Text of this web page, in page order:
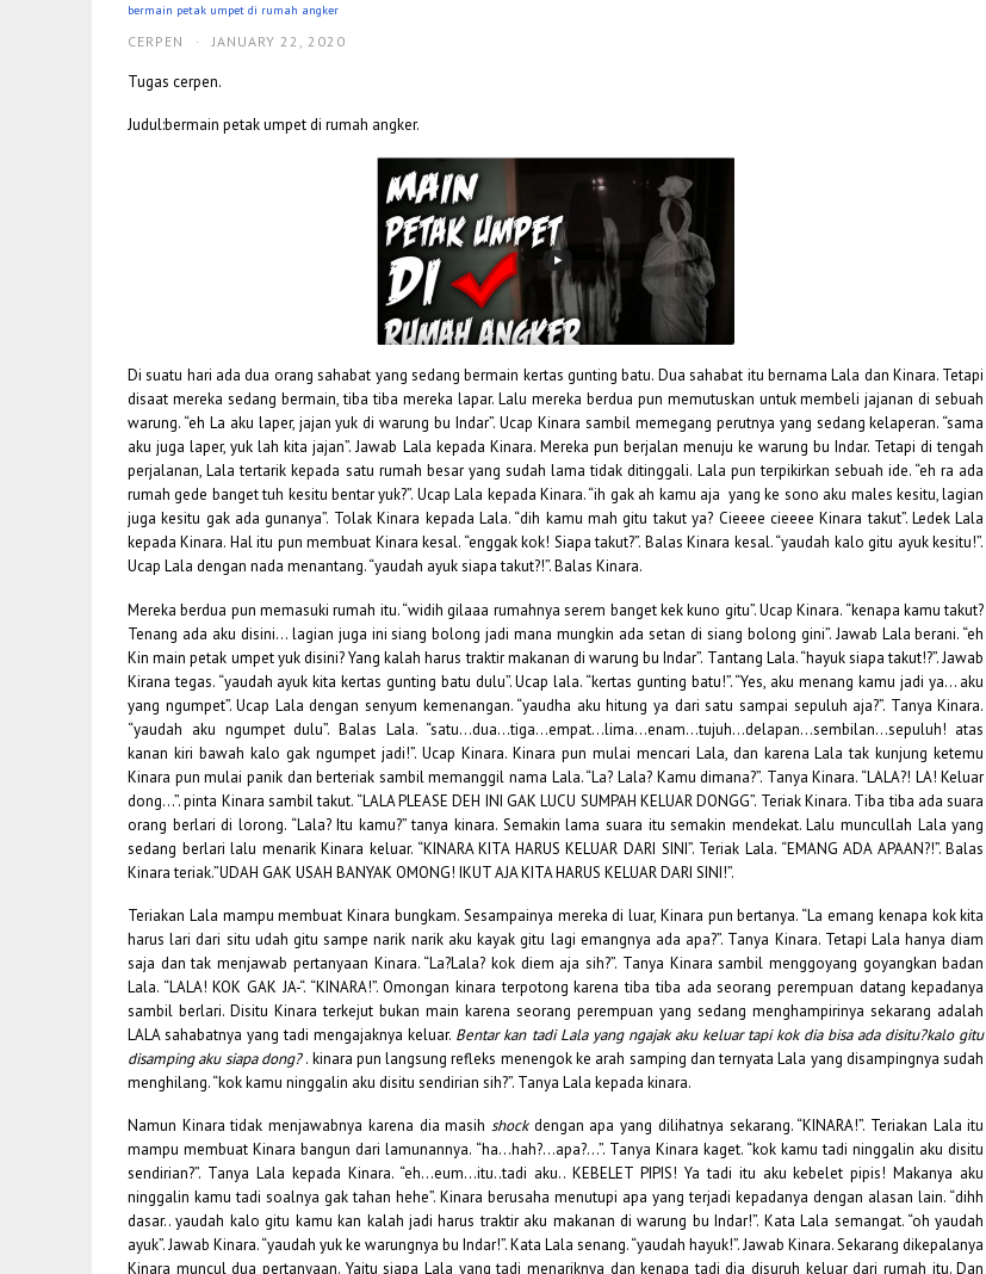
bermain petak umpet di rumah angker
CERPEN · JANUARY 22, 2020
Tugas cerpen.
Judul:bermain petak umpet di rumah angker.
Di suatu hari ada dua orang sahabat yang sedang bermain kertas gunting batu. Dua sahabat itu bernama Lala dan Kinara. Tetapi
disaat mereka sedang bermain, tiba tiba mereka lapar. Lalu mereka berdua pun memutuskan untuk membeli jajanan di sebuah
warung. “eh La aku laper, jajan yuk di warung bu Indar”. Ucap Kinara sambil memegang perutnya yang sedang kelaperan. “sama
aku juga laper, yuk lah kita jajan”. Jawab Lala kepada Kinara. Mereka pun berjalan menuju ke warung bu Indar. Tetapi di tengah
perjalanan, Lala tertarik kepada satu rumah besar yang sudah lama tidak ditinggali. Lala pun terpikirkan sebuah ide. “eh ra ada
rumah gede banget tuh kesitu bentar yuk?”. Ucap Lala kepada Kinara. “ih gak ah kamu aja yang ke sono aku males kesitu, lagian
juga kesitu gak ada gunanya”. Tolak Kinara kepada Lala. “dih kamu mah gitu takut ya? Cieeee cieeee Kinara takut”. Ledek Lala
kepada Kinara. Hal itu pun membuat Kinara kesal. “enggak kok! Siapa takut?”. Balas Kinara kesal. “yaudah kalo gitu ayuk kesitu!”.
Ucap Lala dengan nada menantang. “yaudah ayuk siapa takut?!”. Balas Kinara.
Mereka berdua pun memasuki rumah itu. “widih gilaaa rumahnya serem banget kek kuno gitu”. Ucap Kinara. “kenapa kamu takut?
Tenang ada aku disini… lagian juga ini siang bolong jadi mana mungkin ada setan di siang bolong gini”. Jawab Lala berani. “eh
Kin main petak umpet yuk disini? Yang kalah harus traktir makanan di warung bu Indar”. Tantang Lala. “hayuk siapa takut!?”. Jawab
Kirana tegas. “yaudah ayuk kita kertas gunting batu dulu”. Ucap lala. “kertas gunting batu!”. “Yes, aku menang kamu jadi ya… aku
yang ngumpet”. Ucap Lala dengan senyum kemenangan. “yaudha aku hitung ya dari satu sampai sepuluh aja?”. Tanya Kinara.
“yaudah aku ngumpet dulu”. Balas Lala. “satu…dua…tiga…empat…lima…enam…tujuh…delapan…sembilan…sepuluh! atas
kanan kiri bawah kalo gak ngumpet jadi!”. Ucap Kinara. Kinara pun mulai mencari Lala, dan karena Lala tak kunjung ketemu
Kinara pun mulai panik dan berteriak sambil memanggil nama Lala. “La? Lala? Kamu dimana?”. Tanya Kinara. “LALA?! LA! Keluar
dong…”. pinta Kinara sambil takut. “LALA PLEASE DEH INI GAK LUCU SUMPAH KELUAR DONGG”. Teriak Kinara. Tiba tiba ada suara
orang berlari di lorong. “Lala? Itu kamu?” tanya kinara. Semakin lama suara itu semakin mendekat. Lalu muncullah Lala yang
sedang berlari lalu menarik Kinara keluar. “KINARA KITA HARUS KELUAR DARI SINI”. Teriak Lala. “EMANG ADA APAAN?!”. Balas
Kinara teriak.”UDAH GAK USAH BANYAK OMONG! IKUT AJA KITA HARUS KELUAR DARI SINI!”.
Teriakan Lala mampu membuat Kinara bungkam. Sesampainya mereka di luar, Kinara pun bertanya. “La emang kenapa kok kita
harus lari dari situ udah gitu sampe narik narik aku kayak gitu lagi emangnya ada apa?”. Tanya Kinara. Tetapi Lala hanya diam
saja dan tak menjawab pertanyaan Kinara. “La?Lala? kok diem aja sih?”. Tanya Kinara sambil menggoyang goyangkan badan
Lala. “LALA! KOK GAK JA-“. “KINARA!”. Omongan kinara terpotong karena tiba tiba ada seorang perempuan datang kepadanya
sambil berlari. Disitu Kinara terkejut bukan main karena seorang perempuan yang sedang menghampirinya sekarang adalah
LALA sahabatnya yang tadi mengajaknya keluar. Bentar kan tadi Lala yang ngajak aku keluar tapi kok dia bisa ada disitu?kalo gitu
disamping aku siapa dong?. kinara pun langsung refleks menengok ke arah samping dan ternyata Lala yang disampingnya sudah
menghilang. “kok kamu ninggalin aku disitu sendirian sih?”. Tanya Lala kepada kinara.
Namun Kinara tidak menjawabnya karena dia masih shockdengan apa yang dilihatnya sekarang. “KINARA!”. Teriakan Lala itu
mampu membuat Kinara bangun dari lamunannya. “ha…hah?…apa?…”. Tanya Kinara kaget. “kok kamu tadi ninggalin aku disitu
sendirian?”. Tanya Lala kepada Kinara. “eh…eum…itu..tadi aku.. KEBELET PIPIS! Ya tadi itu aku kebelet pipis! Makanya aku
ninggalin kamu tadi soalnya gak tahan hehe”. Kinara berusaha menutupi apa yang terjadi kepadanya dengan alasan lain. “dihh
dasar.. yaudah kalo gitu kamu kan kalah jadi harus traktir aku makanan di warung bu Indar!”. Kata Lala semangat. “oh yaudah
ayuk”. Jawab Kinara. “yaudah yuk ke warungnya bu Indar!”. Kata Lala senang. “yaudah hayuk!”. Jawab Kinara. Sekarang dikepalanya
Kinara muncul dua pertanyaan. Yaitu siapa Lala yang tadi menariknya dan kenapa tadi dia disuruh keluar dari rumah itu. Dan